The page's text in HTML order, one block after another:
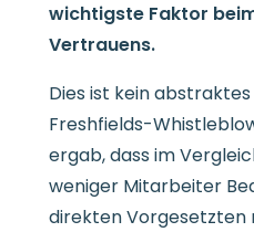
wichtigste Faktor
Vertrauens.
Dies ist kein abstraktes
Freshfields-
ergab, dass im
weniger Mitarbeiter
direkten Vorgesetzten